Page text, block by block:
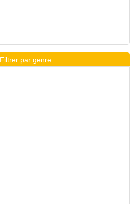
Filtrer par genre